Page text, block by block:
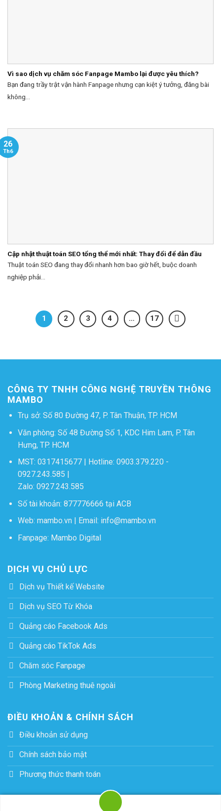
Vì sao dịch vụ chăm sóc Fanpage Mambo lại được yêu thích?
Bạn đang trầy trật vận hành Fanpage nhưng cạn kiệt ý tưởng, đăng bài
không...
Cập nhật thuật toán SEO tổng thể mới nhất: Thay đổi để dẫn đầu
Thuật toán SEO đang thay đổi nhanh hơn bao giờ hết, buộc doanh
nghiệp phải...
26
Th6
1 2 3 4 … 17
CÔNG TY TNHH CÔNG NGHỆ TRUYỀN THÔNG
MAMBO
Trụ sở: Số 80 Đường 47, P. Tân Thuận, TP. HCM
Văn phòng: Số 48 Đường Số 1, KDC Him Lam, P. Tân
Hưng, TP. HCM
MST: 0317415677 | Hotline: 0903.379.220-
0927.243.585
Zalo: 0927.243.585
Số tài khoản: 877776666 tại ACB
Web: mambo.vn| Email: info@mambo.vn
Fanpage: Mambo Digital
DỊCH VỤ CHỦ LỰC
Dịch vụ Thiết kế Website
Dịch vụ SEO Từ Khóa
Quảng cáo Facebook Ads
Quảng cáo TikTok Ads
Chăm sóc Fanpage
Phòng Marketing thuê ngoài
ĐIỀU KHOẢN & CHÍNH SÁCH
Điều khoản sử dụng
Chính sách bảo mật
Phương thức thanh toán